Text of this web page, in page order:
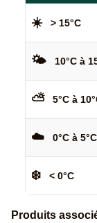
☀️ > 15°C
🌤️ 10°C à
⛅ 5°C à
☁️ 0°C à 5°C
❄️ < 0°C
Produits